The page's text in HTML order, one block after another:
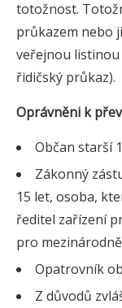
totožnost.
průkazem nebo
veřejnou listinou
řidičský průkaz).
Oprávněni k
Občan starší
Zákonný
15 let, osoba,
ředitel zařízení
pro
Opatrovník
Z důvodů